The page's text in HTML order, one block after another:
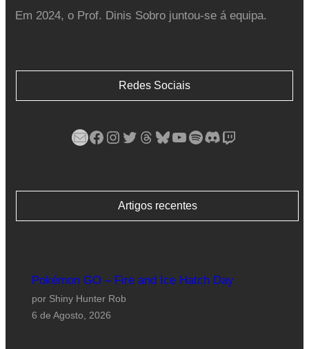
Em 2024, o Prof. Dinis Sobro juntou-se á equipa.
Redes Sociais
Mail Facebook Instagram Twitter Threads Bluesky YouTube Spotify Discord Twitch
Artigos recentes
Pokémon GO – Fire and Ice Hatch Day
por Shiny Hunter Rob
6 de Agosto, 2026